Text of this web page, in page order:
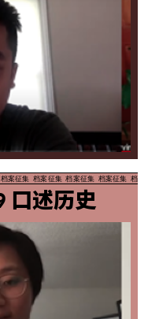
档案征集 档案征集 档案征集 档案征集 档案
口述历史